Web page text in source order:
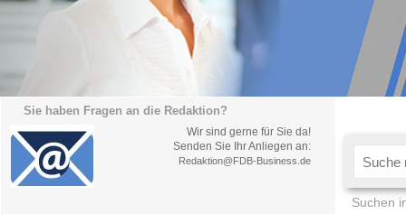
Sie haben Fragen an die Redaktion?
Wir sind gerne für Sie da!
Senden Sie Ihr Anliegen an:
Redaktion@FDB-Business.de
Suchen